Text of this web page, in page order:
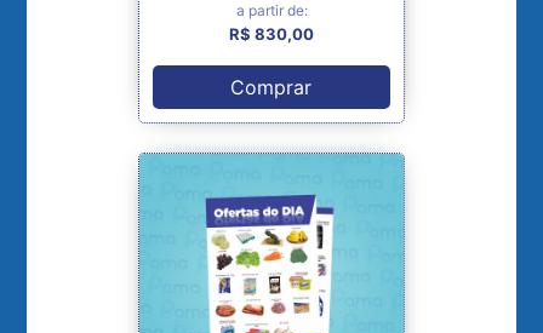
a partir de:
R$ 830,00
Comprar